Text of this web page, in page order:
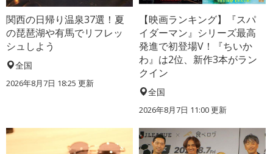
関西の日帰り温泉37選！夏
の琵琶湖や有馬でリフレッ
シュしよう
全国
2026年8月7日 18:25 更新
【映画ランキング】『スパ
イダーマン』シリーズ最高
発進で初登場V！『ちいか
わ』は2位、新作3本がラン
クイン
全国
2026年8月7日 11:00更新